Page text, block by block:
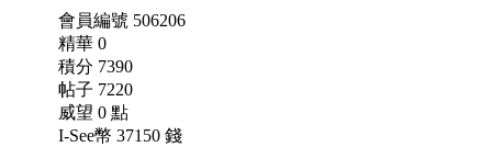
會員編號 506206
精華 0
積分 7390
帖子 7220
威望 0 點
I-See幣 37150 錢